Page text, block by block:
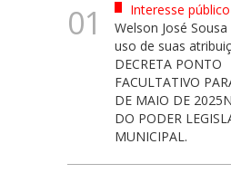
01
Interesse público
Welson José
uso de suas
DECRETA PONTO
FACULTATIVO
DE MAIO DE
DO PODER
MUNICIPAL.